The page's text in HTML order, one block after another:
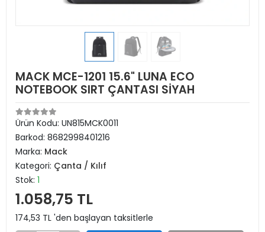
MACK MCE-1201 15.6" LUNA ECO
NOTEBOOK SIRT ÇANTASI SİYAH
Ürün Kodu: UN815MCK0011
Barkod: 8682998401216
Marka: Mack
Kategori: Çanta / Kılıf
Stok: 1
1.058,75 TL
174,53 TL 'den başlayan taksitlerle